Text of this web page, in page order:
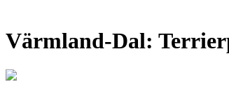
Värmland-Dal: